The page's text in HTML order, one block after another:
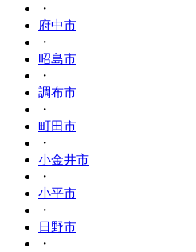
・
府中市
・
昭島市
・
調布市
・
町田市
・
小金井市
・
小平市
・
日野市
・